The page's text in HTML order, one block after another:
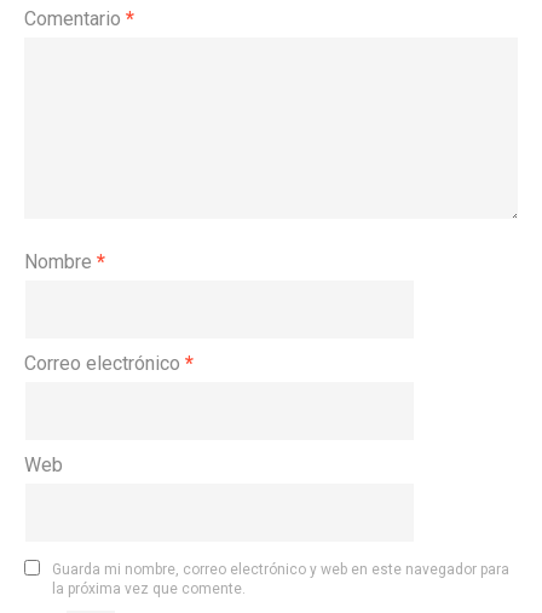
Comentario *
Nombre *
Correo electrónico *
Web
Guarda mi nombre, correo electrónico y web en este navegador para
la próxima vez que comente.